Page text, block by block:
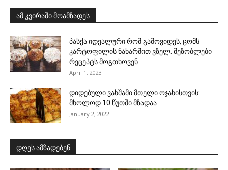
ამ კვირაში მოამზადეს
პასქა იდეალური რომ გამოვიდეს, ცომს
კარტოფილის ნახარშით ვზელ. მეზობლები
რეცეპტს მოგთხოვენ
April 1, 2023
დიდებული ვახშამი მთელი ოჯახისთვის:
მხოლოდ 10 წუთში მზადაა
January 2, 2022
დღეს ამზადებენ